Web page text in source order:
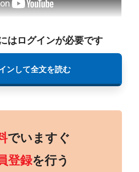
はログインが必要です
ンして全文を読む
でいますぐ
登録を行う